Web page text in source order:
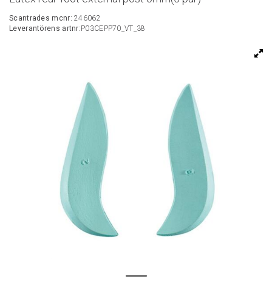
Scantrades mcnr:246062
Leverantörens artnr:P03CEPP70_VT_38